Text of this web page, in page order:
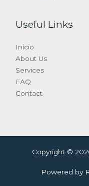
Useful Links
Inicio
About Us
Services
FAQ
Contact
Copyright ©
Powered by